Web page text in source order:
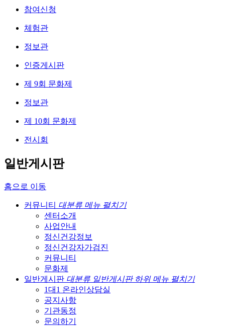
참여신청
체험관
정보관
인증게시판
제 9회 문화제
정보관
제 10회 문화제
전시회
일반게시판
홈으로 이동
커뮤니티 대분류 메뉴 펼치기
센터소개
사업안내
정신건강정보
정신건강자가검진
커뮤니티
문화제
일반게시판 대분류 일반게시판 하위 메뉴 펼치기
1대1 온라인상담실
공지사항
기관동정
문의하기